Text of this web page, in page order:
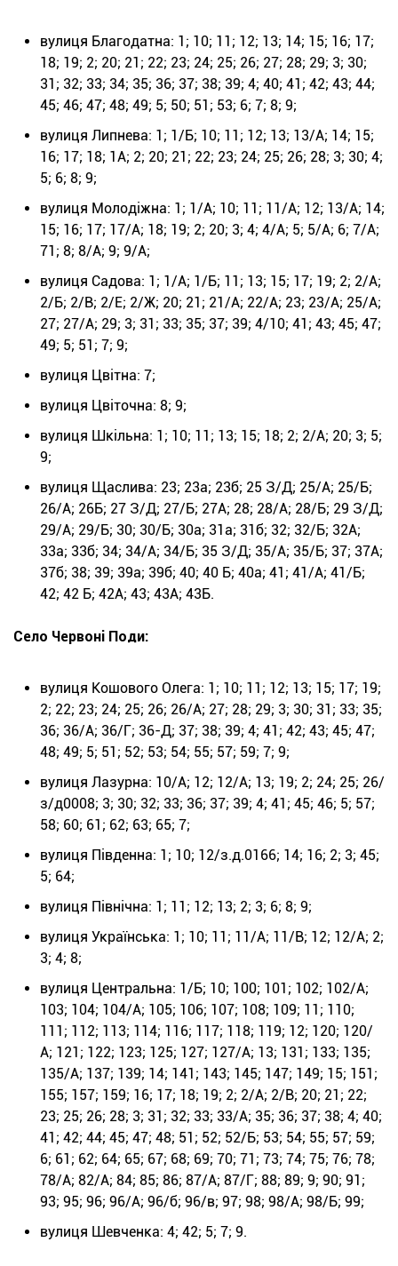
вулиця Благодатна: 1; 10; 11; 12; 13; 14; 15; 16; 17;
18; 19; 2; 20; 21; 22; 23; 24; 25; 26; 27; 28; 29; 3; 30;
31; 32; 33; 34; 35; 36; 37; 38; 39; 4; 40; 41; 42; 43; 44;
45; 46; 47; 48; 49; 5; 50; 51; 53; 6; 7; 8; 9;
вулиця Липнева: 1; 1/Б; 10; 11; 12; 13; 13/А; 14; 15;
16; 17; 18; 1А; 2; 20; 21; 22; 23; 24; 25; 26; 28; 3; 30; 4;
5; 6; 8; 9;
вулиця Молодіжна: 1; 1/А; 10; 11; 11/А; 12; 13/А; 14;
15; 16; 17; 17/А; 18; 19; 2; 20; 3; 4; 4/А; 5; 5/А; 6; 7/А;
71; 8; 8/А; 9; 9/А;
вулиця Садова: 1; 1/А; 1/Б; 11; 13; 15; 17; 19; 2; 2/А;
2/Б; 2/В; 2/Е; 2/Ж; 20; 21; 21/А; 22/А; 23; 23/А; 25/А;
27; 27/А; 29; 3; 31; 33; 35; 37; 39; 4/10; 41; 43; 45; 47;
49; 5; 51; 7; 9;
вулиця Цвітна: 7;
вулиця Цвіточна: 8; 9;
вулиця Шкільна: 1; 10; 11; 13; 15; 18; 2; 2/А; 20; 3; 5;
9;
вулиця Щаслива: 23; 23а; 23б; 25 З/Д; 25/А; 25/Б;
26/А; 26Б; 27 З/Д; 27/Б; 27А; 28; 28/А; 28/Б; 29 З/Д;
29/А; 29/Б; 30; 30/Б; 30а; 31а; 31б; 32; 32/Б; 32А;
33а; 33б; 34; 34/А; 34/Б; 35 З/Д; 35/А; 35/Б; 37; 37А;
37б; 38; 39; 39а; 39б; 40; 40 Б; 40а; 41; 41/А; 41/Б;
42; 42 Б; 42А; 43; 43А; 43Б.
Село Червоні Поди:
вулиця Кошового Олега: 1; 10; 11; 12; 13; 15; 17; 19;
2; 22; 23; 24; 25; 26; 26/А; 27; 28; 29; 3; 30; 31; 33; 35;
36; 36/А; 36/Г; 36-Д; 37; 38; 39; 4; 41; 42; 43; 45; 47;
48; 49; 5; 51; 52; 53; 54; 55; 57; 59; 7; 9;
вулиця Лазурна: 10/А; 12; 12/А; 13; 19; 2; 24; 25; 26/
з/д0008; 3; 30; 32; 33; 36; 37; 39; 4; 41; 45; 46; 5; 57;
58; 60; 61; 62; 63; 65; 7;
вулиця Південна: 1; 10; 12/з.д.0166; 14; 16; 2; 3; 45;
5; 64;
вулиця Північна: 1; 11; 12; 13; 2; 3; 6; 8; 9;
вулиця Українська: 1; 10; 11; 11/А; 11/В; 12; 12/А; 2;
3; 4; 8;
вулиця Центральна: 1/Б; 10; 100; 101; 102; 102/А;
103; 104; 104/А; 105; 106; 107; 108; 109; 11; 110;
111; 112; 113; 114; 116; 117; 118; 119; 12; 120; 120/
А; 121; 122; 123; 125; 127; 127/А; 13; 131; 133; 135;
135/А; 137; 139; 14; 141; 143; 145; 147; 149; 15; 151;
155; 157; 159; 16; 17; 18; 19; 2; 2/А; 2/В; 20; 21; 22;
23; 25; 26; 28; 3; 31; 32; 33; 33/А; 35; 36; 37; 38; 4; 40;
41; 42; 44; 45; 47; 48; 51; 52; 52/Б; 53; 54; 55; 57; 59;
6; 61; 62; 64; 65; 67; 68; 69; 70; 71; 73; 74; 75; 76; 78;
78/А; 82/А; 84; 85; 86; 87/А; 87/Г; 88; 89; 9; 90; 91;
93; 95; 96; 96/А; 96/б; 96/в; 97; 98; 98/А; 98/Б; 99;
вулиця Шевченка: 4; 42; 5; 7; 9.